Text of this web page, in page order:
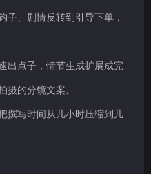
、剧情反转到引导下单，
出点子，情节生成扩展成完
的分镜文案。
撰写时间从几小时压缩到几